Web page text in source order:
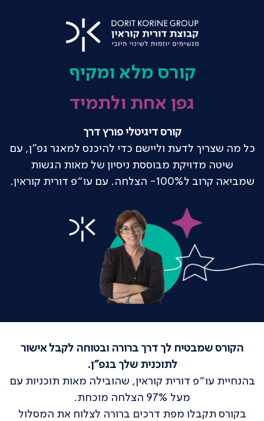
קורס מלא ומקיף
גפן אחת ולתמיד
קורס דיגיטלי פורץ דרך
כל מה שצריך לדעת וליישם כדי להיכנס למאגר גפ"ן, עם
שיטה מדויקת מבוססת ניסיון של מאות הגשות
שמביאה קרוב ל100%- הצלחה. עם עו“פ דורית קוראין.
הקורס שמבטיח לך דרך ברורה ובטוחה לקבל אישור
לתוכנית שלך בגפ"ן.
בהנחיית עו“פ דורית קוראין, שהובילה מאות תוכניות עם
מעל 97% הצלחה מוכחת.
בקורס תקבלו מפת דרכים ברורה לצלוח את המסלול